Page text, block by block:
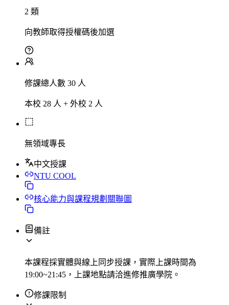
2 類
向教師取得授權碼後加選
修課總人數 30 人
本校 28 人 + 外校 2 人
無領域專長
中文授課
NTU COOL
核心能力與課程規劃關聯圖
備註
本課程採實體與線上同步授課，實際上課時間為
19:00~21:45，上課地點請洽進修推廣學院。
修課限制